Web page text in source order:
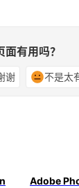
面有用吗？
谢 不是太
Adobe